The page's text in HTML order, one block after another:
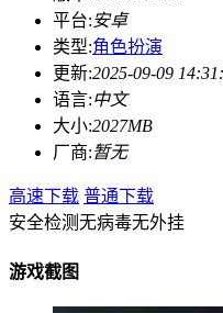
平台:安卓
类型:角色扮演
更新:2025-09-09
语言:中文
大小:2027MB
厂商:暂无
高速下载 普通下载
安全检测无病毒无外挂
游戏截图